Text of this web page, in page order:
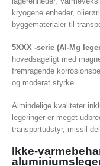
kryogene enheder,
byggematerialer til
5XXX -serie (Al-Mg
hovedsageligt med
fremragende
og moderat styrke.
Almindelige kvaliteter
legeringer er meget
transportudstyr, missil
Ikke-